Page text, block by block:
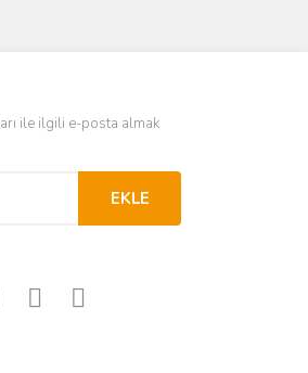
ile ilgili e-posta almak
EKLE